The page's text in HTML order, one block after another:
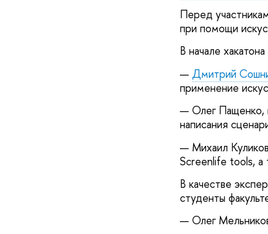
Перед
при помощи
В начале
— Дмитрий
применение
— Олег Пащенко,
написания
— Михаил
Screenlife tools, а
В качестве
студенты
— Олег